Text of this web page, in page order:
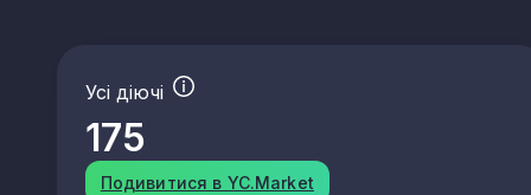
Усі діючі
175
Подивитися в YC.Market